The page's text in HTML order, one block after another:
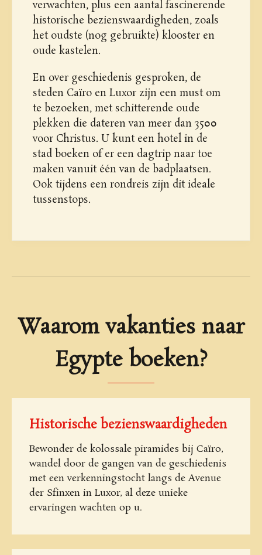
verwachten, plus een aantal fascinerende
historische bezienswaardigheden, zoals
het oudste (nog gebruikte) klooster en
oude kastelen.
En over geschiedenis gesproken, de
steden Caïro en Luxor zijn een must om
te bezoeken, met schitterende oude
plekken die dateren van meer dan 3500
voor Christus. U kunt een hotel in de
stad boeken of er een dagtrip naar toe
maken vanuit één van de badplaatsen.
Ook tijdens een rondreis zijn dit ideale
tussenstops.
Waarom vakanties naar
Egypte boeken?
Historische bezienswaardigheden
Bewonder de kolossale piramides bij Caïro,
wandel door de gangen van de geschiedenis
met een verkenningstocht langs de Avenue
der Sfinxen in Luxor, al deze unieke
ervaringen wachten op u.